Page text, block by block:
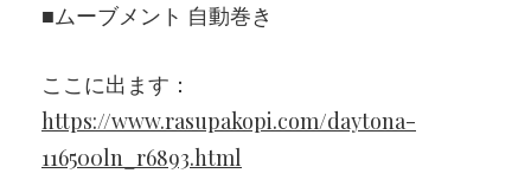
■ムーブメント 自動巻き
ここに出ます：
https://www.rasupakopi.com/daytona-
116500ln_r6893.html